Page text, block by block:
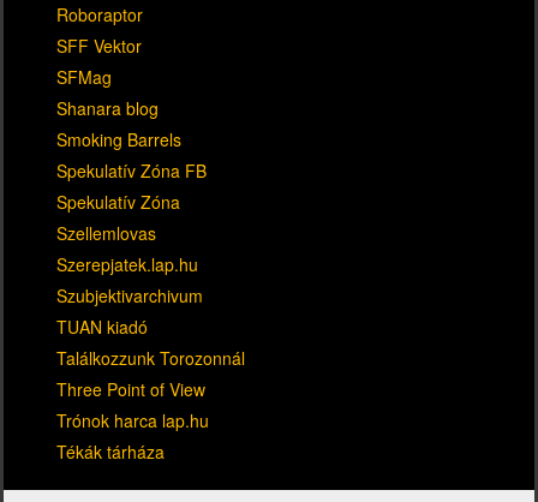
Roboraptor
SFF Vektor
SFMag
Shanara blog
Smoking Barrels
Spekulatív Zóna FB
Spekulatív Zóna
Szellemlovas
Szerepjatek.lap.hu
Szubjektivarchivum
TUAN kiadó
Találkozzunk Torozonnál
Three Point of View
Trónok harca lap.hu
Tékák tárháza